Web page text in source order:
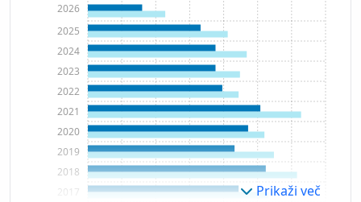
2017
2018
2019
2020
2021
2022
2023
2024
2025
2026
Prikaži več